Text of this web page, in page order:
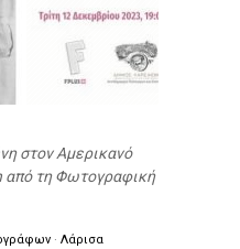
στον Αμερικανό
από τη Φωτογραφική
· Λάρισα